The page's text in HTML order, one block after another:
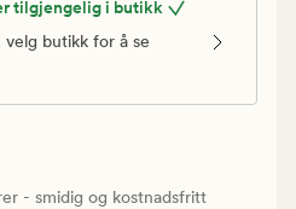
tilgjengelig i butikk
butikk for å se
- smidig og kostnadsfritt